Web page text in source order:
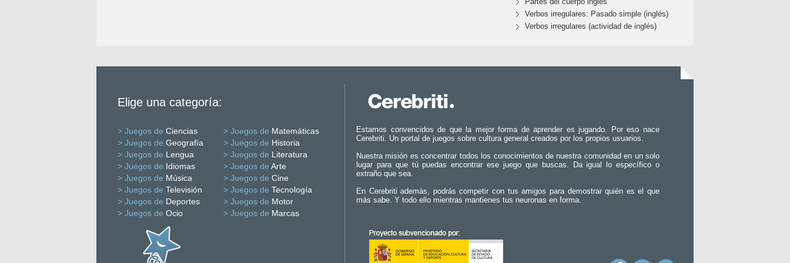
Verbos irregulares: Pasado simple (inglés)
Verbos irregulares (actividad de inglés)
Elige una categoría:
> Juegos de Ciencias > Juegos de Matemáticas
> Juegos de Geografía > Juegos de Historia
> Juegos de Lengua > Juegos de Literatura
> Juegos de Idiomas > Juegos de Arte
> Juegos de Música > Juegos de Cine
> Juegos de Televisión > Juegos de Tecnología
> Juegos de Deportes > Juegos de Motor
> Juegos de Ocio > Juegos de Marcas
Estamos convencidos de que la mejor forma de aprender es jugando. Por eso nace
Cerebriti. Un portal de juegos sobre cultura general creados por los propios usuarios.
Nuestra misión es concentrar todos los conocimientos de nuestra comunidad en un solo
lugar para que tú puedas encontrar ese juego que buscas. Da igual lo específico o
extraño que sea.
En Cerebriti además, podrás competir con tus amigos para demostrar quién es el que
más sabe. Y todo ello mientras mantienes tus neuronas en forma.